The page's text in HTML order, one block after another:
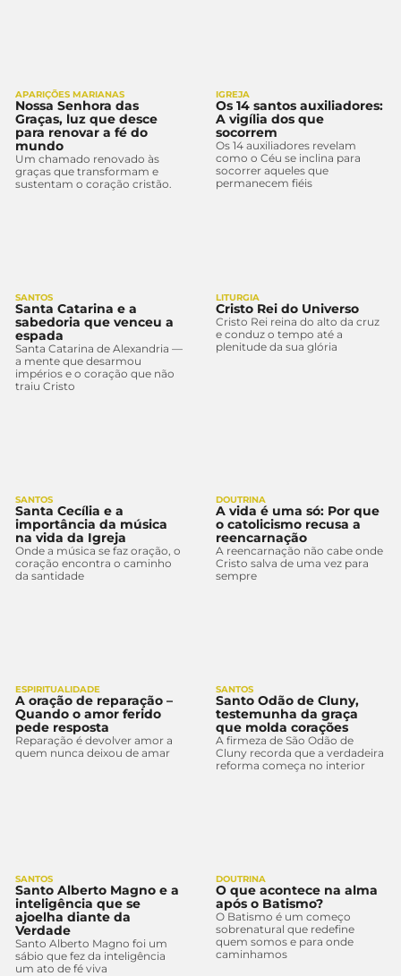
APARIÇÕES MARIANAS
Nossa Senhora das
Graças, luz que desce
para renovar a fé do
mundo
Um chamado renovado às
graças que transformam e
sustentam o coração cristão.
IGREJA
Os 14 santos auxiliadores:
A vigília dos que
socorrem
Os 14 auxiliadores revelam
como o Céu se inclina para
socorrer aqueles que
permanecem fiéis
SANTOS
Santa Catarina e a
sabedoria que venceu a
espada
Santa Catarina de Alexandria —
a mente que desarmou
impérios e o coração que não
traiu Cristo
LITURGIA
Cristo Rei do Universo
Cristo Rei reina do alto da cruz
e conduz o tempo até a
plenitude da sua glória
SANTOS
Santa Cecília e a
importância da música
na vida da Igreja
Onde a música se faz oração, o
coração encontra o caminho
da santidade
DOUTRINA
A vida é uma só: Por que
o catolicismo recusa a
reencarnação
A reencarnação não cabe onde
Cristo salva de uma vez para
sempre
ESPIRITUALIDADE
A oração de reparação –
Quando o amor ferido
pede resposta
Reparação é devolver amor a
quem nunca deixou de amar
SANTOS
Santo Odão de Cluny,
testemunha da graça
que molda corações
A firmeza de São Odão de
Cluny recorda que a verdadeira
reforma começa no interior
SANTOS
Santo Alberto Magno e a
inteligência que se
ajoelha diante da
Verdade
Santo Alberto Magno foi um
sábio que fez da inteligência
um ato de fé viva
DOUTRINA
O que acontece na alma
após o Batismo?
O Batismo é um começo
sobrenatural que redefine
quem somos e para onde
caminhamos